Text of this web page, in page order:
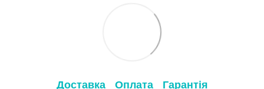
Доставка Оплата Гарантія